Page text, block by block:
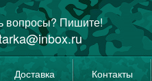
вопросы? Пишите!
Доставка Контакты